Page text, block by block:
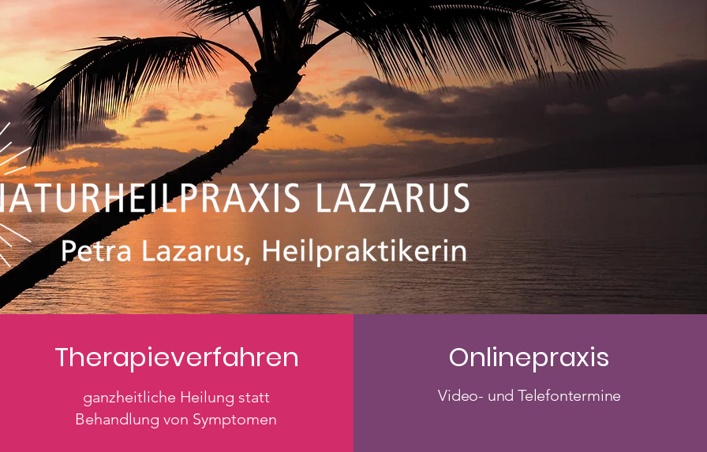
Therapieverfahren
ganzheitliche Heilung statt
Behandlung von Symptomen
Onlinepraxis
Video- und Telefontermine